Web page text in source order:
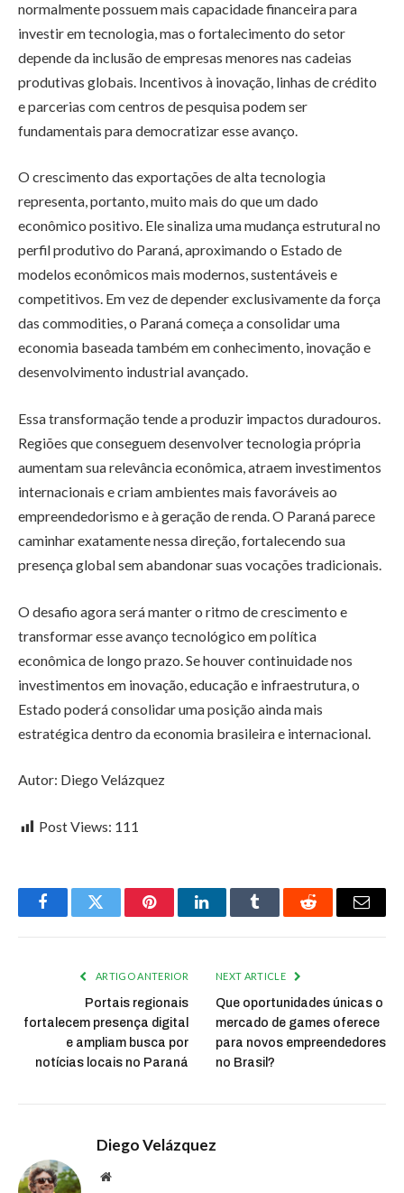
normalmente possuem mais capacidade financeira para
investir em tecnologia, mas o fortalecimento do setor
depende da inclusão de empresas menores nas cadeias
produtivas globais. Incentivos à inovação, linhas de crédito
e parcerias com centros de pesquisa podem ser
fundamentais para democratizar esse avanço.
O crescimento das exportações de alta tecnologia
representa, portanto, muito mais do que um dado
econômico positivo. Ele sinaliza uma mudança estrutural no
perfil produtivo do Paraná, aproximando o Estado de
modelos econômicos mais modernos, sustentáveis e
competitivos. Em vez de depender exclusivamente da força
das commodities, o Paraná começa a consolidar uma
economia baseada também em conhecimento, inovação e
desenvolvimento industrial avançado.
Essa transformação tende a produzir impactos duradouros.
Regiões que conseguem desenvolver tecnologia própria
aumentam sua relevância econômica, atraem investimentos
internacionais e criam ambientes mais favoráveis ao
empreendedorismo e à geração de renda. O Paraná parece
caminhar exatamente nessa direção, fortalecendo sua
presença global sem abandonar suas vocações tradicionais.
O desafio agora será manter o ritmo de crescimento e
transformar esse avanço tecnológico em política
econômica de longo prazo. Se houver continuidade nos
investimentos em inovação, educação e infraestrutura, o
Estado poderá consolidar uma posição ainda mais
estratégica dentro da economia brasileira e internacional.
Autor: Diego Velázquez
Post Views: 111
FacebookTwitter PinterestLinkedInTumblr Reddit Email
ARTIGO ANTERIOR
Portais regionais
fortalecem presença digital
e ampliam busca por
notícias locais no Paraná
NEXT ARTICLE
Que oportunidades únicas o
mercado de games oferece
para novos empreendedores
no Brasil?
Diego Velázquez
Website